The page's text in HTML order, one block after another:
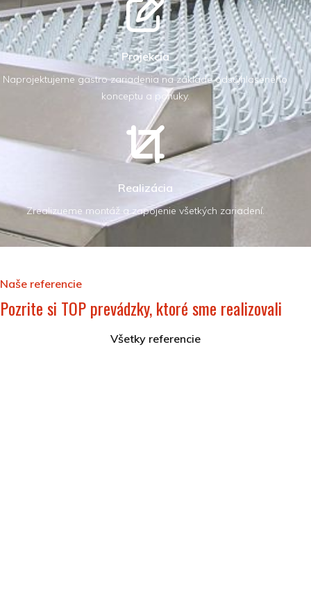
Projekcia
Naprojektujeme gastro zariadenia na základe odsújhlaseného
konceptu a ponuky.
Realizácia
Zrealizueme montáž a zapojenie všetkých zariadení.
Naše referencie
Pozrite si TOP prevádzky, ktoré sme realizovali
Všetky referencie